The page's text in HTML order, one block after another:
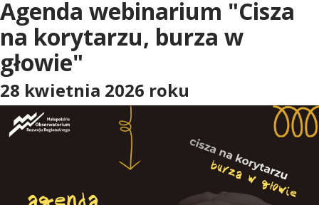
ł
o
p
o
Agenda webinarium "Cisza
na korytarzu, burza w
głowie"
28 kwietnia 2026 roku